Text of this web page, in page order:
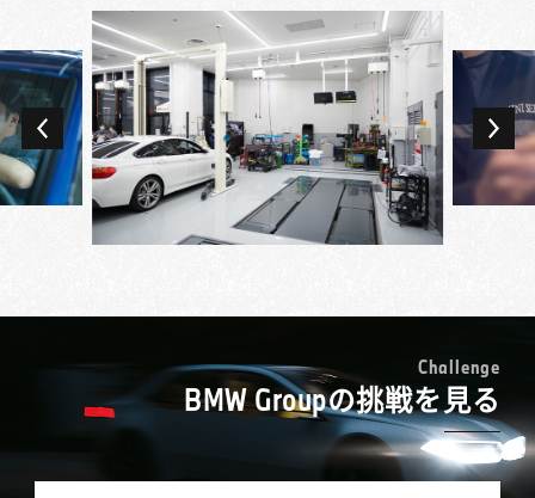
お客様の言葉をそのまま認識するのではな
く、その意図を徹底的に考え抜いて、お客様
の思い描く理想の状態にするということを認
識して対応しています。そのような意識で仕
事をしているからこそ、お客様に「本当にあ
りがとう」と言われた時の歓びも大きいで
す。お客様の幸せの縁の下の力持ちという感
じですかね。
が7年前です。
BMW車は先進的なだけに難しそうなイメージ
が先行していましたが、いざ働いてみると故
障診断や修理のルールが明確で、しっかりと
体系化されていることにまず驚きました。
「ステップを踏んで進めていけば、答えにた
どり着くようになっている」というのは、
BMW車を初めて扱う上でも安心材料になりま
す。eラーニングと座学、実習を組み合わせた
見つけて、自分の手で直したときのやりがい
は格別です。お客様もMINIを専門に扱うテク
ニシャンの知識や技術を求めてご来店いただ
いているので、できる限りご期待に応えたい
と思っています。あるときには、お客様のク
ルマに不具合があるものの、その不具合が出
るタイミングがわからないということがあっ
たのですが、何度も確認する中で故障を見つ
けることができ、直すことができました。そ
もうれしかったですね。
故障探求をする際には、「絶対これだろう」
と決めつけると重要なものを見逃してしまう
ことがあるので、「多分これかな」というく
らいに留めて進めるようにしています。めず
専門学校を卒業後、ずっと国産車の整備をし
てきたのですが、自分でMINIを購入したのを
機にその魅力に引き込まれ、仕事でも扱って
みたいと思うようになり転職を決めました。
入社してまず印象的だったのは、先輩テクニ
シャンたちのレベルの高さ。MINIだけに限ら
かと身にしみて感じたのを覚えています。
教育プログラムの充実ぶりは予想以上でし
た。MINIの独自資格の頂点・マイスターを目
指す各段階で、レベルに合った様々な研修が
設定されていて、やる気次第でどんどん知識
とも仕事の魅力の一つです。多くの人にとっ
と思っています。このオーバーオールを着る
ことで、MINIのテクニシャンであるという誇
りを感じることができます。
MINIのテクニシャンは試験を受けることで、
ジュニア・テクニシャンからMINIテクニシャ
Challenge
BMW Groupの挑戦を見る